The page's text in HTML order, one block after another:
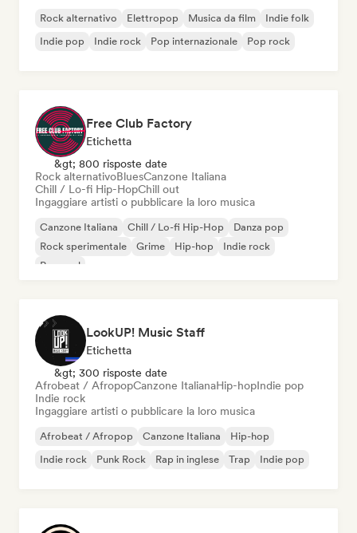
Rock alternativo Elettropop Musica da film
Indie folk
Indie pop
Indie rock Pop internazionale Pop rock
Free Club Factory
Etichetta
&gt; 800 risposte date
Rock alternativoBluesCanzone Italiana
Chill / Lo-fi Hip-HopChill out
Ingaggiare artisti o pubblicare la loro musica
Canzone Italiana Chill / Lo-fi Hip-Hop
Danza pop
Rock sperimentale
Grime Hip-hop
Indie rock
Pop soul
LookUP! Music Staff
Etichetta
&gt; 300 risposte date
Afrobeat / AfropopCanzone ItalianaHip-hopIndie pop
Indie rock
Ingaggiare artisti o pubblicare la loro musica
Afrobeat / Afropop Canzone Italiana
Hip-hop
Indie rock
Punk Rock Rap in inglese Trap Indie pop